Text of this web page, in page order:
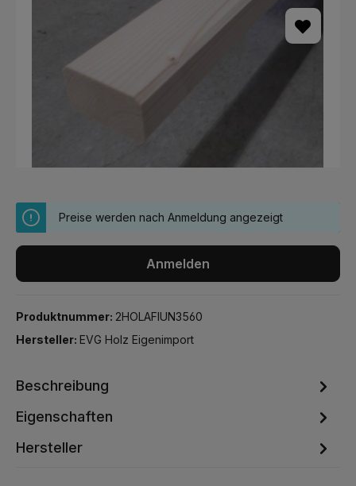
Preise werden nach Anmeldung angezeigt
Anmelden
Produktnummer: 2HOLAFIUN3560
Hersteller: EVG Holz Eigenimport
Beschreibung
Eigenschaften
Hersteller